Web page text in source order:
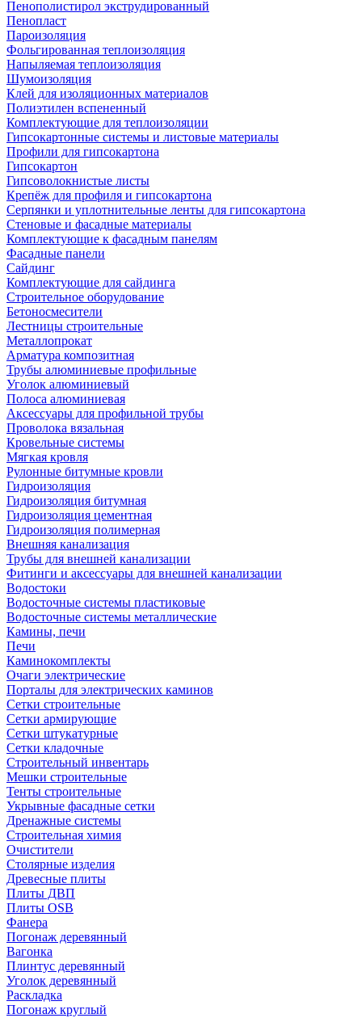
Пенополистирол экструдированный
Пенопласт
Пароизоляция
Фольгированная теплоизоляция
Напыляемая теплоизоляция
Шумоизоляция
Клей для изоляционных материалов
Полиэтилен вспененный
Комплектующие для теплоизоляции
Гипсокартонные системы и листовые материалы
Профили для гипсокартона
Гипсокартон
Гипсоволокнистые листы
Крепёж для профиля и гипсокартона
Серпянки и уплотнительные ленты для гипсокартона
Стеновые и фасадные материалы
Комплектующие к фасадным панелям
Фасадные панели
Сайдинг
Комплектующие для сайдинга
Строительное оборудование
Бетоносмесители
Лестницы строительные
Металлопрокат
Арматура композитная
Трубы алюминиевые профильные
Уголок алюминиевый
Полоса алюминиевая
Аксессуары для профильной трубы
Проволока вязальная
Кровельные системы
Мягкая кровля
Рулонные битумные кровли
Гидроизоляция
Гидроизоляция битумная
Гидроизоляция цементная
Гидроизоляция полимерная
Внешняя канализация
Трубы для внешней канализации
Фитинги и аксессуары для внешней канализации
Водостоки
Водосточные системы пластиковые
Водосточные системы металлические
Камины, печи
Печи
Каминокомплекты
Очаги электрические
Порталы для электрических каминов
Сетки строительные
Сетки армирующие
Сетки штукатурные
Сетки кладочные
Строительный инвентарь
Мешки строительные
Тенты строительные
Укрывные фасадные сетки
Дренажные системы
Строительная химия
Очистители
Столярные изделия
Древесные плиты
Плиты ДВП
Плиты OSB
Фанера
Погонаж деревянный
Вагонка
Плинтус деревянный
Уголок деревянный
Раскладка
Погонаж круглый